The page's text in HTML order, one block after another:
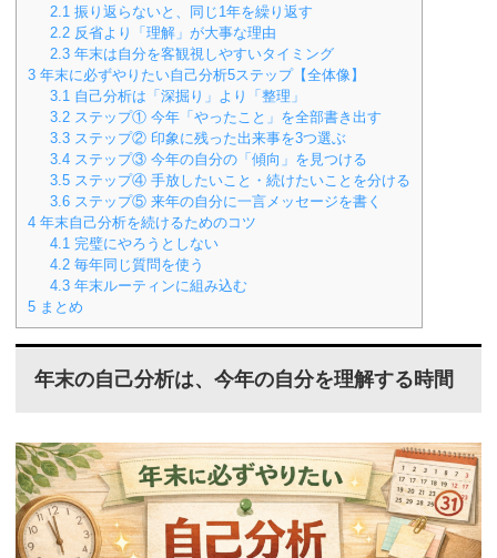
2.1 振り返らないと、同じ1年を繰り返す
2.2 反省より「理解」が大事な理由
2.3 年末は自分を客観視しやすいタイミング
3 年末に必ずやりたい自己分析5ステップ【全体像】
3.1 自己分析は「深掘り」より「整理」
3.2 ステップ① 今年「やったこと」を全部書き出す
3.3 ステップ② 印象に残った出来事を3つ選ぶ
3.4 ステップ③ 今年の自分の「傾向」を見つける
3.5 ステップ④ 手放したいこと・続けたいことを分ける
3.6 ステップ⑤ 来年の自分に一言メッセージを書く
4 年末自己分析を続けるためのコツ
4.1 完璧にやろうとしない
4.2 毎年同じ質問を使う
4.3 年末ルーティンに組み込む
5 まとめ
年末の自己分析は、 今年の自分を理解する時間